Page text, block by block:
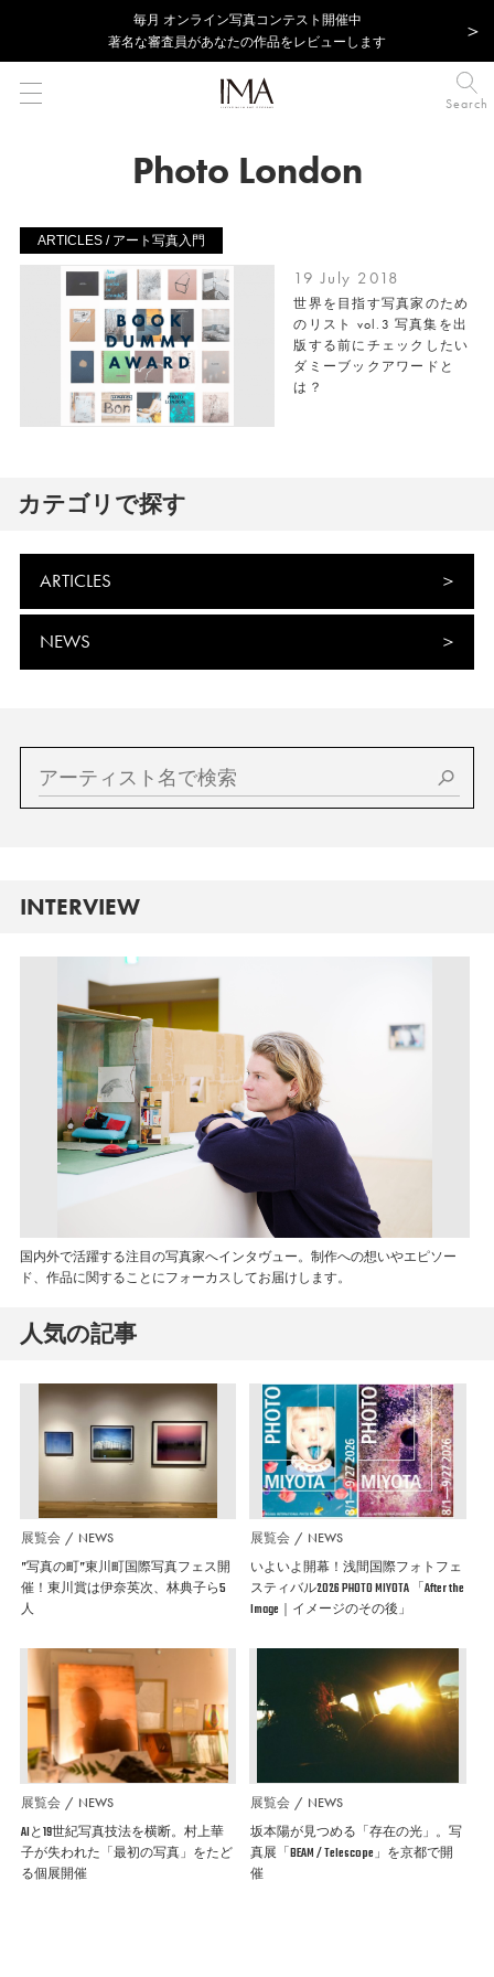
毎⽉ オンライン写真コンテスト開催中
著名な審査員があなたの作品をレビューします
Search
Photo London
ARTICLES / アート写真入門
19 July 2018
世界を目指す写真家のため
のリスト vol.3 写真集を出
版する前にチェックしたい
ダミーブックアワードと
は？
カテゴリで探す
ARTICLES
NEWS
INTERVIEW
国内外で活躍する注目の写真家へインタヴュー。制作への想いやエピソー
ド、作品に関することにフォーカスしてお届けします。
人気の記事
展覧会 NEWS
”写真の町”東川町国際写真フェス開
催！東川賞は伊奈英次、林典子ら5
人
展覧会 NEWS
いよいよ開幕！浅間国際フォトフェ
スティバル2026 PHOTO MIYOTA 「After the
Image｜イメージのその後」
展覧会 NEWS
AIと19世紀写真技法を横断。村上華
子が失われた「最初の写真」をたど
る個展開催
展覧会 NEWS
坂本陽が見つめる「存在の光」。写
真展「BEAM / Telescope」を京都で開
催